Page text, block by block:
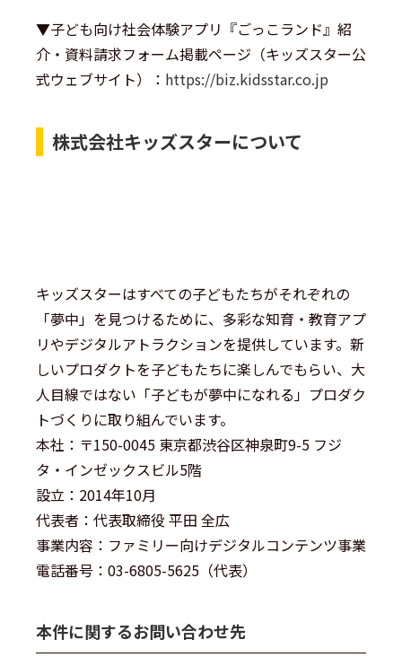
▼子ども向け社会体験アプリ『ごっこランド』紹
介・資料請求フォーム掲載ページ（キッズスター公
式ウェブサイト）： https://biz.kidsstar.co.jp
株式会社キッズスターについて
キッズスターはすべての子どもたちがそれぞれの
「夢中」を見つけるために、多彩な知育・教育アプ
リやデジタルアトラクションを提供しています。新
しいプロダクトを子どもたちに楽しんでもらい、大
人目線ではない「子どもが夢中になれる」プロダク
トづくりに取り組んでいます。
本社：〒150-0045 東京都渋谷区神泉町9-5 フジ
タ・インゼックスビル5階
設立：2014年10月
代表者：代表取締役 平田 全広
事業内容：ファミリー向けデジタルコンテンツ事業
電話番号：03-6805-5625（代表）
本件に関するお問い合わせ先